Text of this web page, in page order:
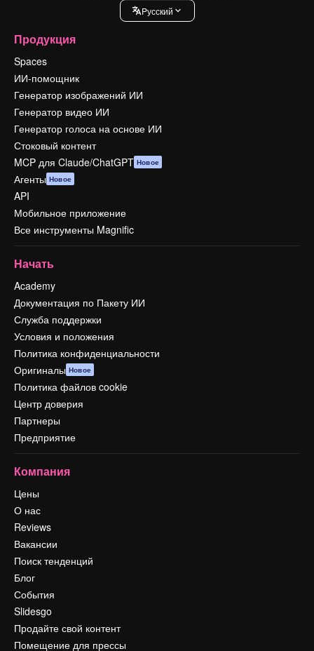
Pусский
Продукция
Spaces
ИИ-помощник
Генератор изображений ИИ
Генератор видео ИИ
Генератор голоса на основе ИИ
Стоковый контент
MCP для Claude/ChatGPT Новое
Агенты Новое
API
Мобильное приложение
Все инструменты Magnific
Начать
Academy
Документация по Пакету ИИ
Служба поддержки
Условия и положения
Политика конфиденциальности
Оригиналы Новое
Политика файлов cookie
Центр доверия
Партнеры
Предприятие
Компания
Цены
О нас
Reviews
Вакансии
Поиск тенденций
Блог
События
Slidesgo
Продайте свой контент
Помещение для прессы